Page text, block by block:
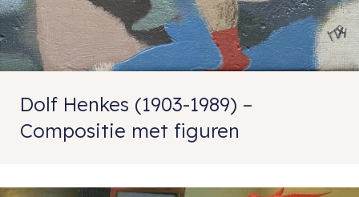
Dolf Henkes (1903-1989) –
Compositie met figuren